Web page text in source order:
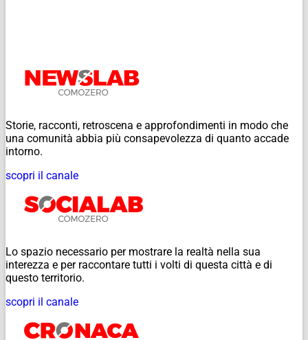
Storie, racconti, retroscena e approfondimenti in modo che
una comunità abbia più consapevolezza di quanto accade
intorno.
scopri il canale
Lo spazio necessario per mostrare la realtà nella sua
interezza e per raccontare tutti i volti di questa città e di
questo territorio.
scopri il canale